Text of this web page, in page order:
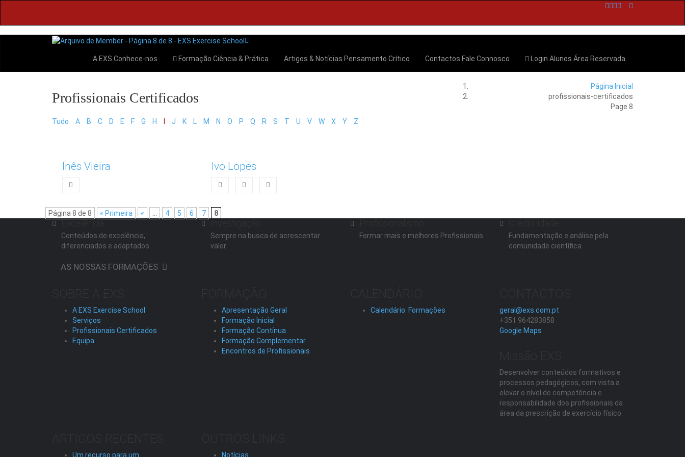
A EXS Conhece-nos Formação Ciência & Prática Artigos & Notícias Pensamento Crítico Contactos Fale Connosco Login Alunos Área Reservada
Página Inicial
profissionais-certificados
Page 8
Tudo
A B C D E F G H J K L M N O P Q R S T U V W X Y Z
Inês Vieira Ivo Lopes
Página 8 de 8 « Primeira « ... 4 5 6 7 8
Conteúdos de excelência,
diferenciados e adaptados
Sempre na busca de acrescentar
valor
Formar mais e melhores Profissionais
Fundamentação e análise pela
comunidade científica
AS NOSSAS FORMAÇÕES
A EXS Exercise School
Serviços
Profissionais Certificados
Equipa
Apresentação Geral
Formação Inicial
Formação Contínua
Formação Complementar
Encontros de Profissionais
Calendário: Formações
geral@exs.com.pt
+351 964283858
Google Maps
Desenvolver conteúdos formativos e
processos pedagógicos, com vista a
elevar o nível de competência e
responsabilidade dos profissionais da
área da prescrição de exercício físico.
Um recurso para um Notícias